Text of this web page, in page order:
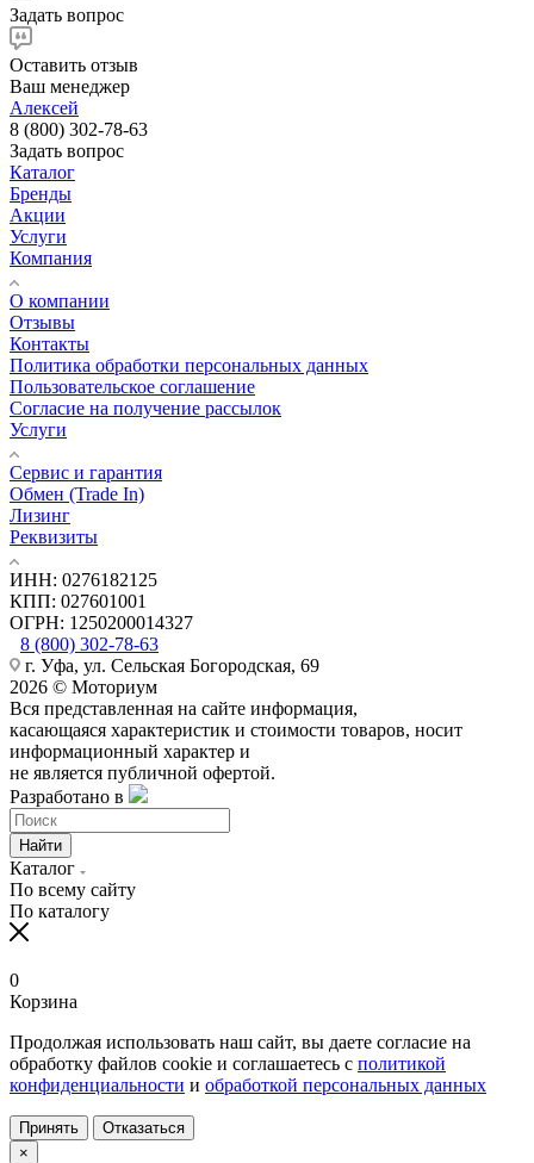
Задать вопрос
Оставить отзыв
Ваш менеджер
Алексей
8 (800) 302-78-63
Задать вопрос
Каталог
Бренды
Акции
Услуги
Компания
О компании
Отзывы
Контакты
Политика обработки персональных данных
Пользовательское соглашение
Согласие на получение рассылок
Услуги
Сервис и гарантия
Обмен (Trade In)
Лизинг
Реквизиты
ИНН: 0276182125
КПП: 027601001
ОГРН: 1250200014327
8 (800) 302-78-63
г. Уфа, ул. Сельская Богородская, 69
2026 © Моториум
Вся представленная на сайте информация,
касающаяся характеристик и стоимости товаров, носит
информационный характер и
не является публичной офертой.
Разработано в
Найти
Каталог
По всему сайту
По каталогу
0
Корзина
Продолжая использовать наш сайт, вы даете согласие на
обработку файлов cookie и соглашаетесь с политикой
конфиденциальности и обработкой персональных данных
Принять
Отказаться
×